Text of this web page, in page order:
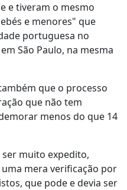
e tiveram o mesmo
e menores" que
portuguesa no
São Paulo, na mesma
que o processo
que não tem
menos do que 14
ser muito expedito,
mera verificação por
que pode e devia ser